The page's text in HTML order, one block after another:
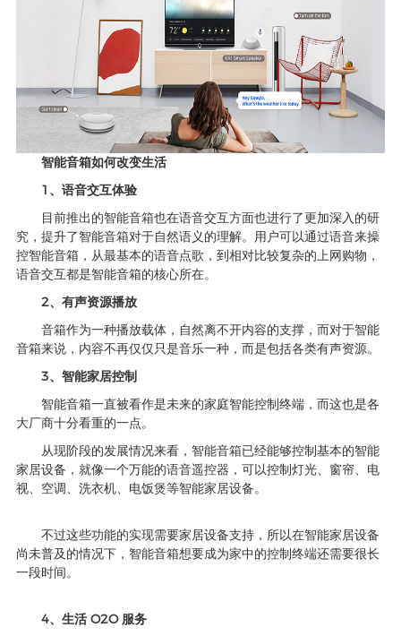
智能音箱如何改变生活
1、语音交互体验
目前推出的智能音箱也在语音交互方面也进行了更加深入的研
究，提升了智能音箱对于自然语义的理解。用户可以通过语音来操
控智能音箱，从最基本的语音点歌，到相对比较复杂的上网购物，
语音交互都是智能音箱的核心所在。
2、有声资源播放
音箱作为一种播放载体，自然离不开内容的支撑，而对于智能
音箱来说，内容不再仅仅只是音乐一种，而是包括各类有声资源。
3、智能家居控制
智能音箱一直被看作是未来的家庭智能控制终端，而这也是各
大厂商十分看重的一点。
从现阶段的发展情况来看，智能音箱已经能够控制基本的智能
家居设备，就像一个万能的语音遥控器，可以控制灯光、窗帘、电
视、空调、洗衣机、电饭煲等智能家居设备。
不过这些功能的实现需要家居设备支持，所以在智能家居设备
尚未普及的情况下，智能音箱想要成为家中的控制终端还需要很长
一段时间。
4、生活 O2O 服务